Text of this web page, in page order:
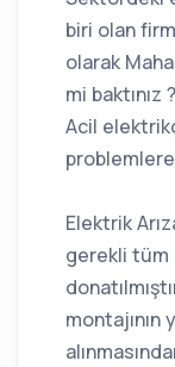
biri olan
olarak
mi
Acil
Elektrik
gerekli tüm
montajının